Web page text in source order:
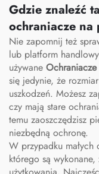
Gdzie znaleźć
ochraniacze na
Nie zapomnij też
lub platform
używane
się jedynie, że
uszkodzeń. Możesz
czy mają stare
temu zaoszczędzisz
niezbędną ochronę.
W przypadku małych
którego są